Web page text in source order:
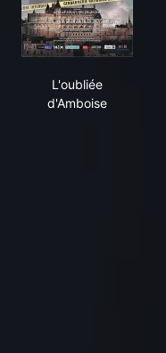
L'oubliée
d'Amboise